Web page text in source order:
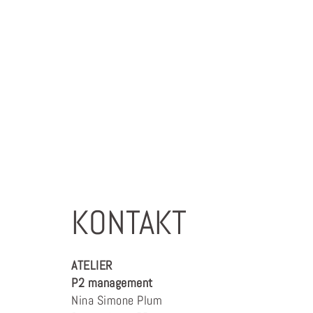
KONTAKT
ATELIER
P2 management
Nina Simone Plum